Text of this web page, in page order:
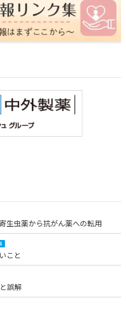
生虫薬から抗がん薬への転用
こと
誤解